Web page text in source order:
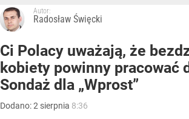
Autor:
Radosław Święcki
Ci Polacy uważają, że
kobiety powinny pracować
Sondaż dla „Wprost”
Dodano:2 sierpnia 8:36